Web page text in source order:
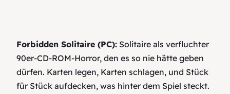
Forbidden Solitaire (PC): Solitaire als verfluchter
90er-CD-ROM-Horror, den es so nie hätte geben
dürfen. Karten legen, Karten schlagen, und Stück
für Stück aufdecken, was hinter dem Spiel steckt.